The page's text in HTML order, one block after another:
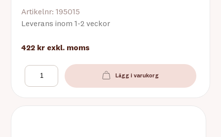
Artikelnr: 195015
Leverans inom 1-2 veckor
422 kr exkl. moms
Lägg i varukorg